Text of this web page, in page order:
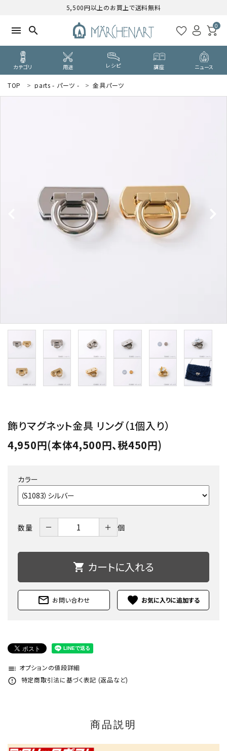
5,500円以上のお買上で送料無料
menu search 0
カテゴリ 用途 レシピ 講座 ニュース
search
CATEGORY
カテゴリーから探す
SHOP
店舗
お問い合わせ
TOP parts - パーツ - 金具パーツ
飾りマグネット金具 リング（1個入り）
4,950円(本体4,500円、税450円)
カラー
数量 － ＋ 個
shopping_cart カートに入れる
mail_outline お問い合わせ favorite
toc オプションの値段詳細
error_outline 特定商取引法に基づく表記 (返品など)
商品説明